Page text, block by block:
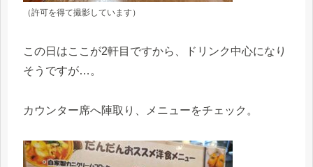
（許可を得て撮影しています）
この日はここが2軒目ですから、ドリンク中心になり
そうですが…。
カウンター席へ陣取り、メニューをチェック。